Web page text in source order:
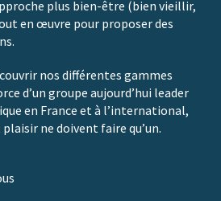
plus bien-être (bien vieillir,
en œuvre pour proposer des
nos différentes gammes
d’un groupe aujourd’hui leader
en France et à l’international,
ne doivent faire qu’un.